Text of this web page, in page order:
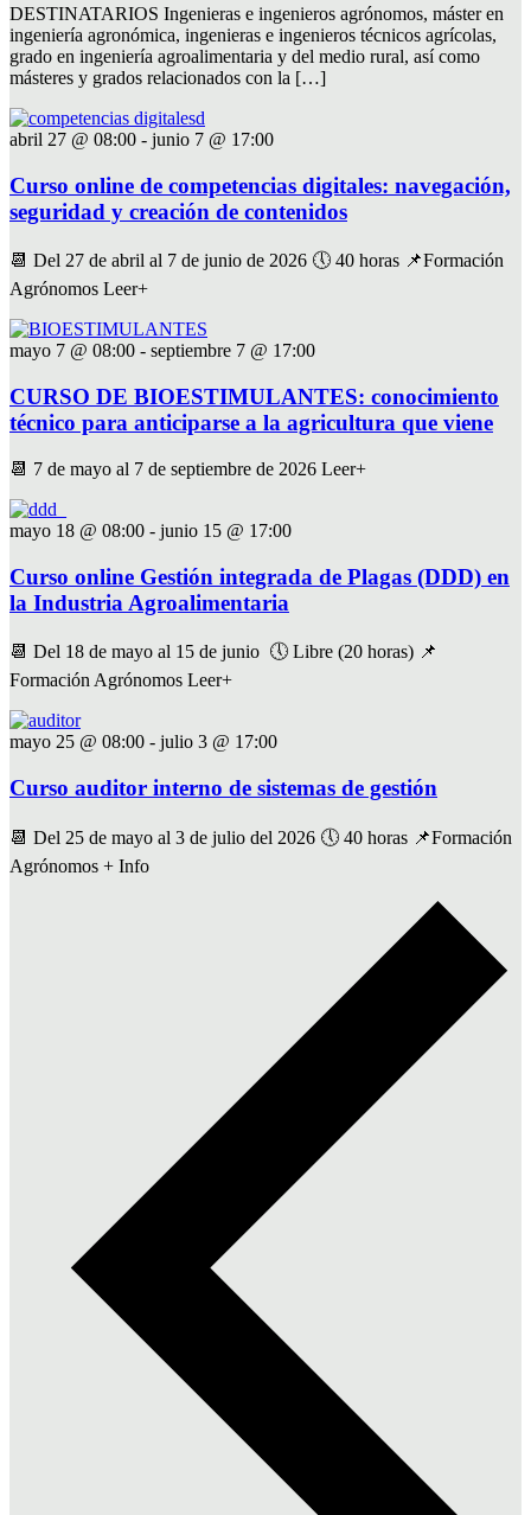
DESTINATARIOS Ingenieras e ingenieros agrónomos, máster en
ingeniería agronómica, ingenieras e ingenieros técnicos agrícolas,
grado en ingeniería agroalimentaria y del medio rural, así como
másteres y grados relacionados con la […]
abril 27 @ 08:00 - junio 7 @ 17:00
Curso online de competencias digitales: navegación,
seguridad y creación de contenidos
📆 Del 27 de abril al 7 de junio de 2026 🕔 40 horas 📌Formación
Agrónomos Leer+
mayo 7 @ 08:00 - septiembre 7 @ 17:00
CURSO DE BIOESTIMULANTES: conocimiento
técnico para anticiparse a la agricultura que viene
📆 7 de mayo al 7 de septiembre de 2026 Leer+
mayo 18 @ 08:00 - junio 15 @ 17:00
Curso online Gestión integrada de Plagas (DDD) en
la Industria Agroalimentaria
📆 Del 18 de mayo al 15 de junio 🕔 Libre (20 horas) 📌
Formación Agrónomos Leer+
mayo 25 @ 08:00 - julio 3 @ 17:00
Curso auditor interno de sistemas de gestión
📆 Del 25 de mayo al 3 de julio del 2026 🕔 40 horas 📌Formación
Agrónomos + Info